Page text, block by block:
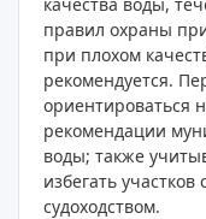
правил охраны
при плохом
рекомендуется.
ориентироваться
рекомендации
воды; также
избегать
судоходством.